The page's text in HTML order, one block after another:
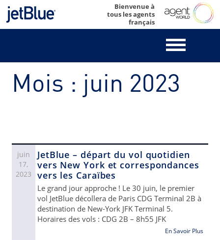
Skip
content
Bienvenue à
tous les agents
français
Mois : juin 2023
juin
17,
2023
JetBlue – départ du vol quotidien
vers New York et correspondances
vers les Caraïbes
Le grand jour approche ! Le 30 juin, le premier
vol JetBlue décollera de Paris CDG Terminal 2B à
destination de New-York JFK Terminal 5.
Horaires des vols : CDG 2B – 8h55 JFK
En Savoir Plus